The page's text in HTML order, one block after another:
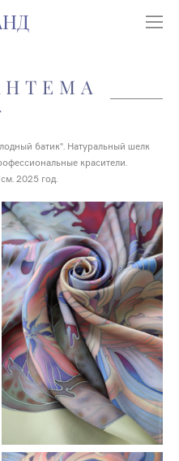
батик". Натуральный шелк
красители.
2025 год.